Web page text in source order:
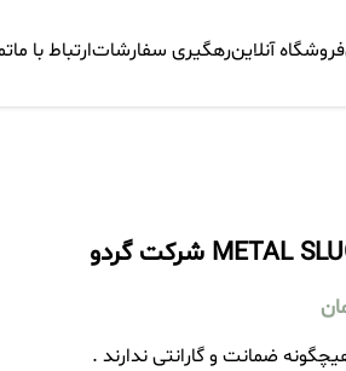
فروشگاه آنلاینرهگیری سفارشاتارتباط با ما